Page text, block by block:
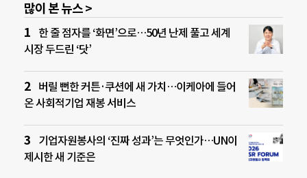
많이 본 뉴스 >
한 줄 점자를 ‘화면’으로…50년 난제 풀고 세계
시장 두드린 ‘닷’
버릴 뻔한 커튼·쿠션에 새 가치…이케아에 들어
온 사회적기업 재봉 서비스
기업자원봉사의 ‘진짜 성과’는 무엇인가…UN이
제시한 새 기준은